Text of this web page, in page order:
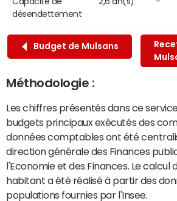
désendettement
Budget de Mulsans
Méthodologie :
Les chiffres présentés dans ce
budgets principaux exécutés des
données comptables ont été
direction générale des Finances
l'Economie et des Finances. Le calcul
habitant a été réalisé à partir des
populations fournies par l'Insee.